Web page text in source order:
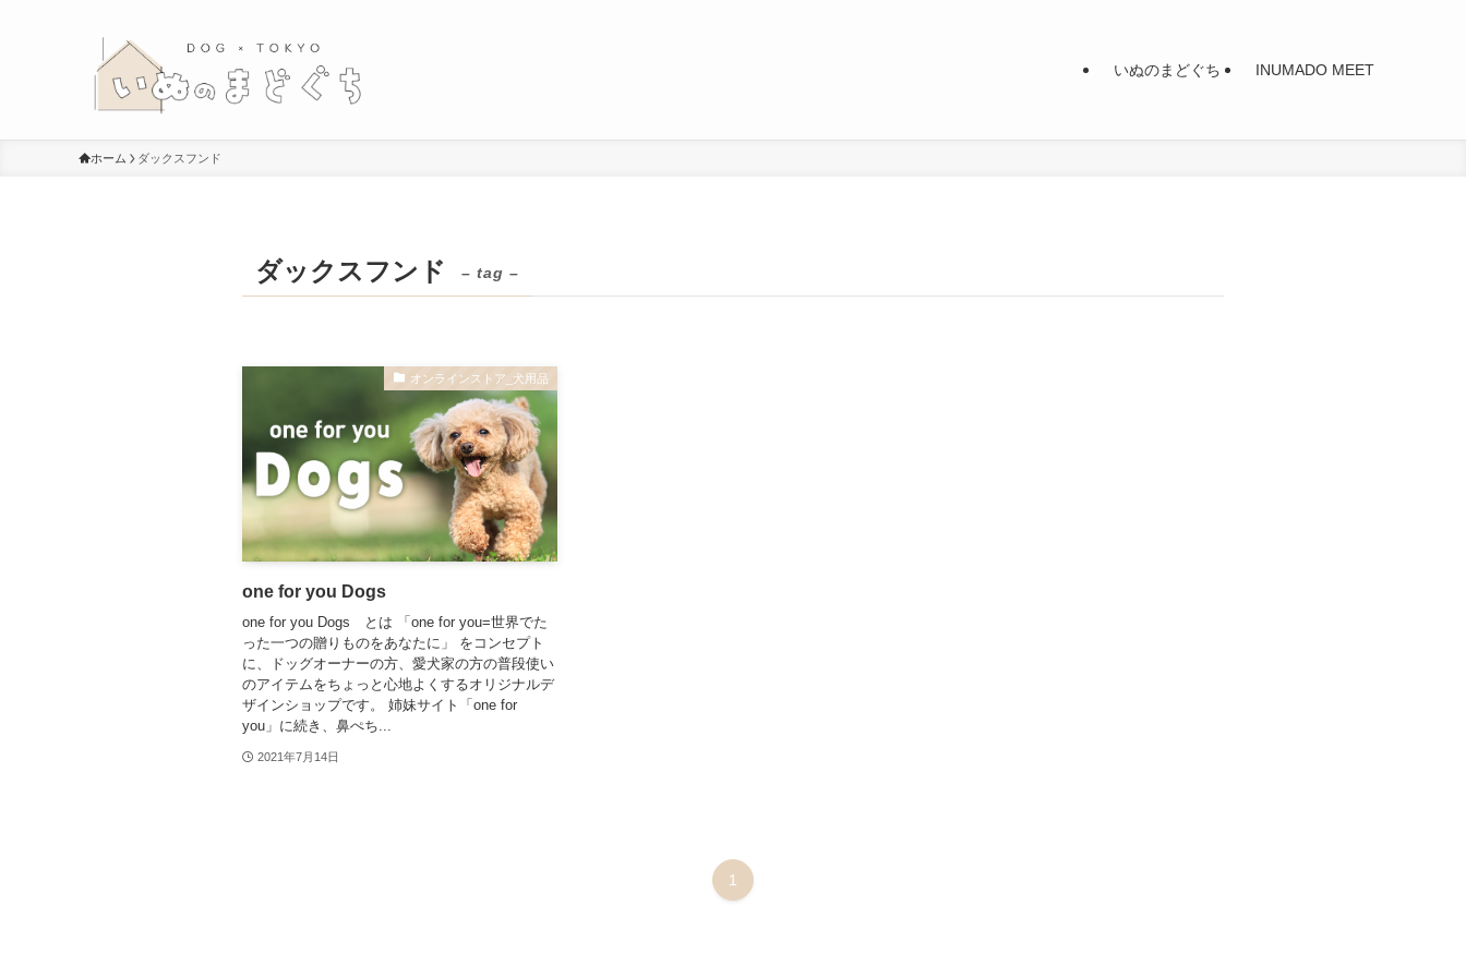
いぬのまどぐち INUMADO MEET
ホーム ダックスフンド
ダックスフンド – tag –
オンラインストア_犬用品
one for you Dogs
one for you Dogs とは 「one for you=世界でた
った一つの贈りものをあなたに」 をコンセプト
に、ドッグオーナーの方、愛犬家の方の普段使い
のアイテムをちょっと心地よくするオリジナルデ
ザインショップです。 姉妹サイト「one for
you」に続き、鼻ぺち...
2021年7月14日
1